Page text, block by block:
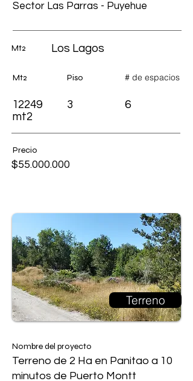
Sector Las Parras - Puyehue
Mt2
Mt2
12249
mt2
Los Lagos
Piso
3
# de espacios
6
Precio
$55.000.000
Terreno
Nombre del proyecto
Terreno de 2 Ha en Panitao a 10
minutos de Puerto Montt